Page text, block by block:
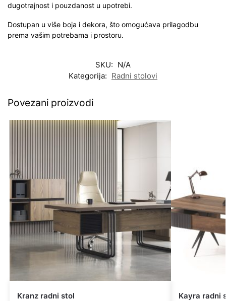
dugotrajnost i pouzdanost u upotrebi.
Dostupan u više boja i dekora, što omogućava prilagodbu
prema vašim potrebama i prostoru.
SKU: N/A
Kategorija: Radni stolovi
Povezani proizvodi
Kranz radni stol Kayra radni